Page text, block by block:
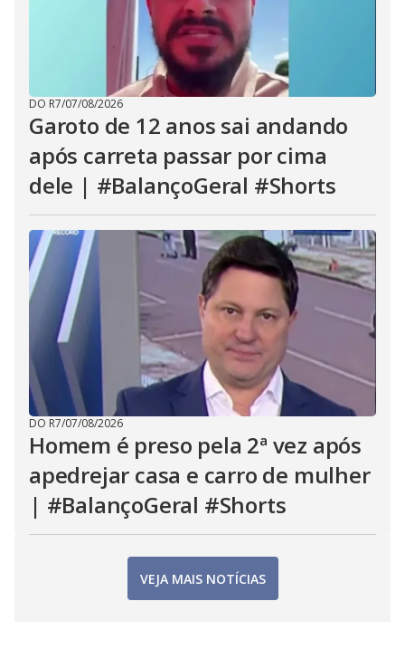
DO R7/07/08/2026
Garoto de 12 anos sai andando
após carreta passar por cima
dele | #BalançoGeral #Shorts
DO R7/07/08/2026
Homem é preso pela 2ª vez após
apedrejar casa e carro de mulher
| #BalançoGeral #Shorts
VEJA MAIS NOTÍCIAS